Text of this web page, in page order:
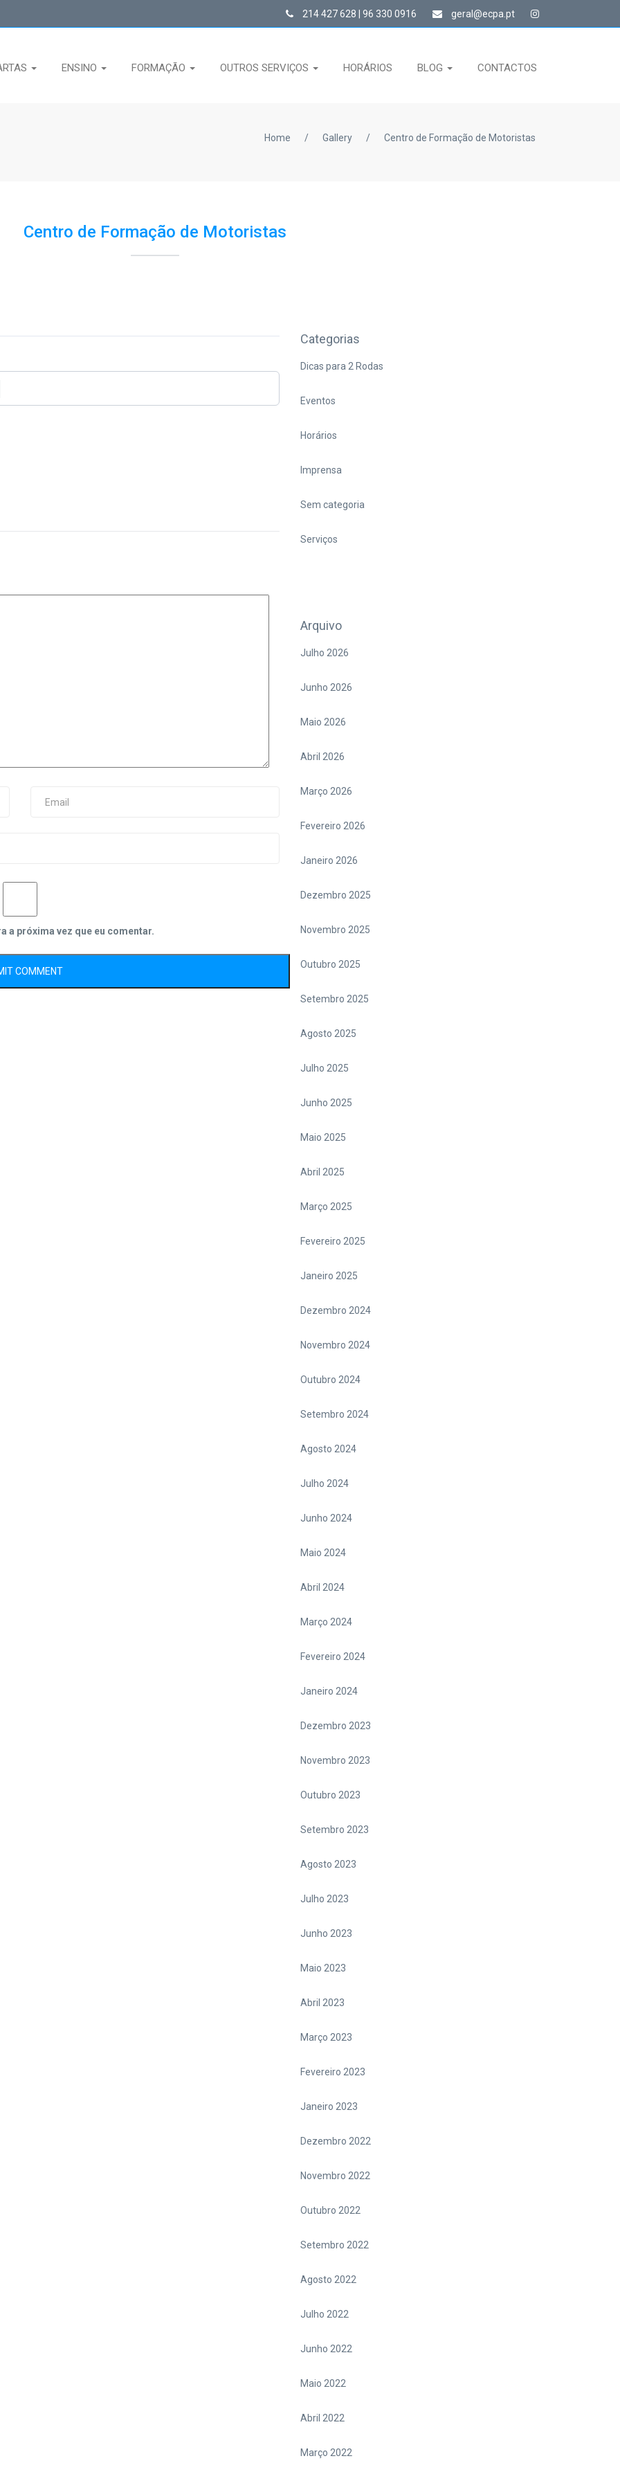
214 427 628 | 96 330 0916 geral@ecpa.pt
ENSINO FORMAÇÃO OUTROS SERVIÇOS HORÁRIOS BLOG CONTACTOS
Home / Gallery / Centro de Formação de Motoristas
Centro de Formação de Motoristas
a próxima vez que eu comentar.
Categorias
Dicas para 2 Rodas
Eventos
Horários
Imprensa
Sem categoria
Serviços
Arquivo
Julho 2026
Junho 2026
Maio 2026
Abril 2026
Março 2026
Fevereiro 2026
Janeiro 2026
Dezembro 2025
Novembro 2025
Outubro 2025
Setembro 2025
Agosto 2025
Julho 2025
Junho 2025
Maio 2025
Abril 2025
Março 2025
Fevereiro 2025
Janeiro 2025
Dezembro 2024
Novembro 2024
Outubro 2024
Setembro 2024
Agosto 2024
Julho 2024
Junho 2024
Maio 2024
Abril 2024
Março 2024
Fevereiro 2024
Janeiro 2024
Dezembro 2023
Novembro 2023
Outubro 2023
Setembro 2023
Agosto 2023
Julho 2023
Junho 2023
Maio 2023
Abril 2023
Março 2023
Fevereiro 2023
Janeiro 2023
Dezembro 2022
Novembro 2022
Outubro 2022
Setembro 2022
Agosto 2022
Julho 2022
Junho 2022
Maio 2022
Abril 2022
Março 2022